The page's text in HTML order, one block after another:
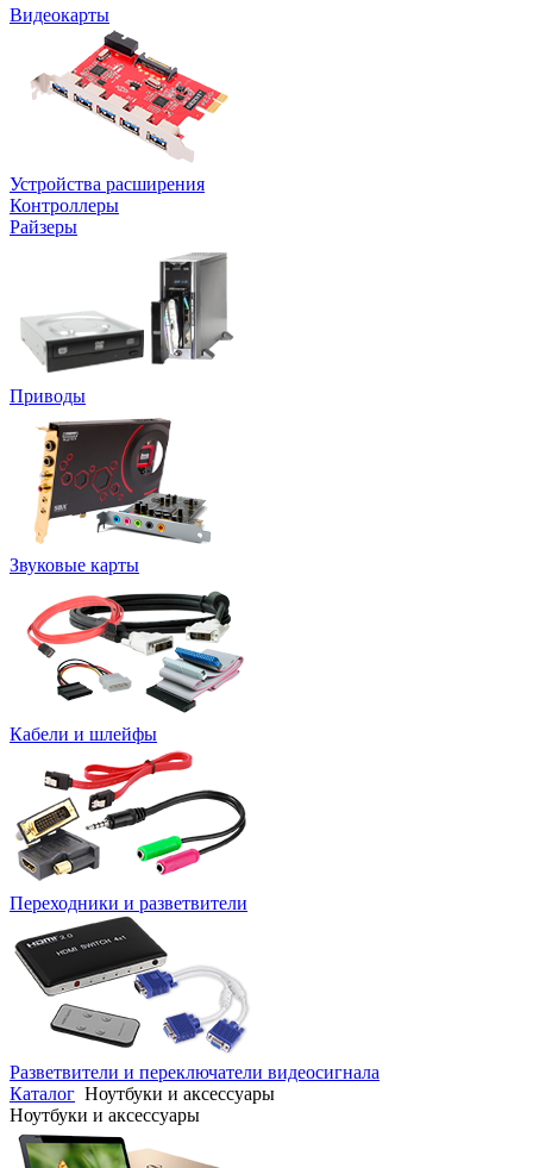
Видеокарты
Устройства расширения
Контроллеры
Райзеры
Приводы
Звуковые карты
Кабели и шлейфы
Переходники и разветвители
Разветвители и переключатели видеосигнала
Каталог Ноутбуки и аксессуары
Ноутбуки и аксессуары